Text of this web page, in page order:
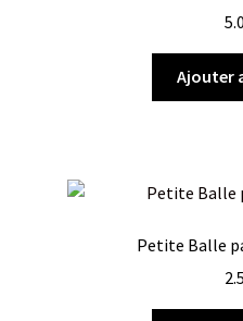
Ajouter
Petite Balle